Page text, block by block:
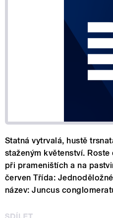
Statná vytrvalá, hustě
staženým květenství.
při prameništích a na
červen Třída:
název: Juncus